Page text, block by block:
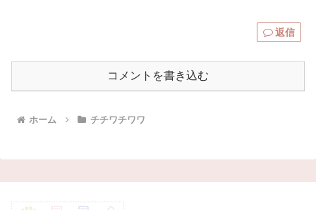
返信
コメントを書き込む
ホーム チチワチワワ